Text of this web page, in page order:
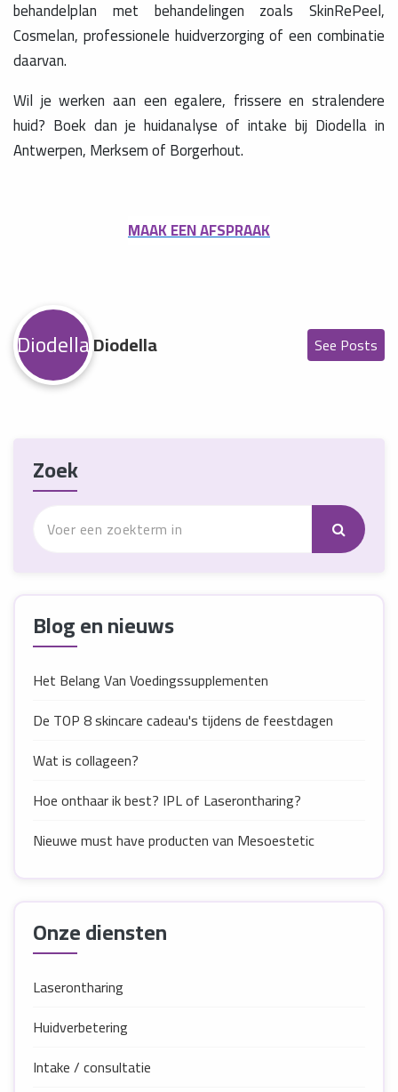
behandelplan met behandelingen zoals SkinRePeel,
Cosmelan, professionele huidverzorging of een combinatie
daarvan.
Wil je werken aan een egalere, frissere en stralendere
huid? Boek dan je huidanalyse of intake bij Diodella in
Antwerpen, Merksem of Borgerhout.
MAAK EEN AFSPRAAK
DiodellaDiodella See Posts
Zoek
Blog en nieuws
Het Belang Van Voedingssupplementen
De TOP 8 skincare cadeau's tijdens de feestdagen
Wat is collageen?
Hoe onthaar ik best? IPL of Laserontharing?
Nieuwe must have producten van Mesoestetic
Onze diensten
Laserontharing
Huidverbetering
Intake / consultatie